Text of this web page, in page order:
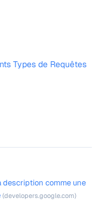
Types de Requêtes
description comme une
(developers.google.com)